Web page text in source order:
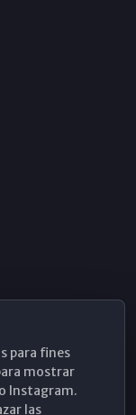
para fines
mostrar
Instagram.
las